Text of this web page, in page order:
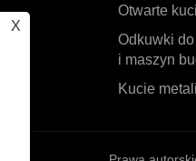
X
Otwarte
Odkuwki
i maszyn
Kucie